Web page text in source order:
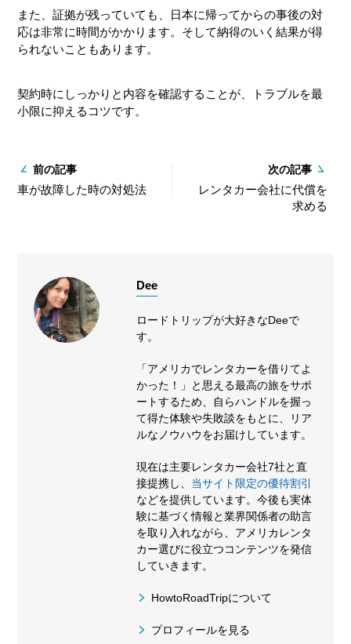
また、証拠が残っていても、日本に帰ってからの事後の対
応は非常に時間がかかります。そして納得のいく結果が得
られないこともあります。
契約時にしっかりと内容を確認することが、トラブルを最
小限に抑えるコツです。
前の記事
車が故障した時の対処法
次の記事
レンタカー会社に代償を
求める
Dee
ロードトリップが大好きなDeeで
す。
「アメリカでレンタカーを借りてよ
かった！」と思える最高の旅をサポ
ートするため、自らハンドルを握っ
て得た体験や失敗談をもとに、リア
ルなノウハウをお届けしています。
現在は主要レンタカー会社7社と直
接提携し、 当サイト限定の優待割引
などを提供しています。今後も実体
験に基づく情報と業界関係者の助言
を取り入れながら、アメリカレンタ
カー選びに役立つコンテンツを発信
していきます。
HowtoRoadTripについて
プロフィールを見る